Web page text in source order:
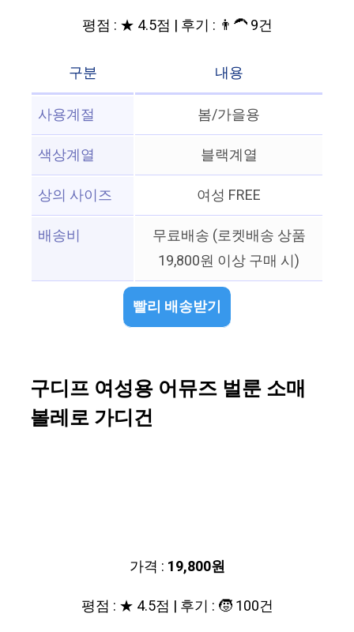
평점 : ★ 4.5점 | 후기 : 👨‍🦱 9건
구분
내용
사용계절
봄/가을용
색상계열
블랙계열
상의 사이즈
여성 FREE
배송비
무료배송 (로켓배송 상품
19,800원 이상 구매 시)
빨리 배송받기
구디프 여성용 어뮤즈 벌룬 소매
볼레로 가디건
가격 : 19,800원
평점 : ★ 4.5점 | 후기 : 🧒 100건